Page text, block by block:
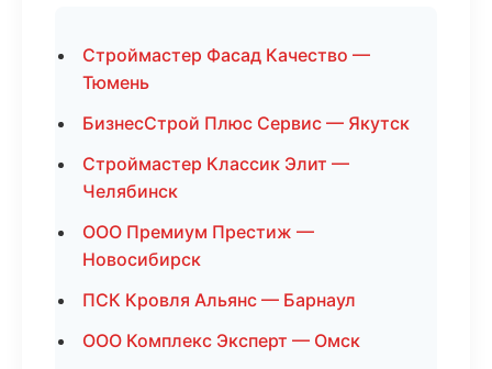
Строймастер Фасад Качество —
Тюмень
БизнесСтрой Плюс Сервис — Якутск
Строймастер Классик Элит —
Челябинск
ООО Премиум Престиж —
Новосибирск
ПСК Кровля Альянс — Барнаул
ООО Комплекс Эксперт — Омск